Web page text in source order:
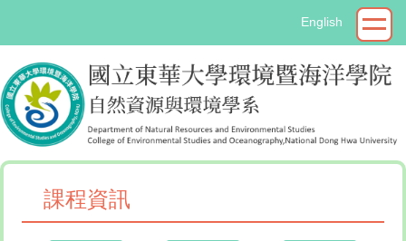
要
內
容
區
English
課程資訊